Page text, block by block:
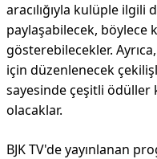
aracılığıyla kulüple
paylaşabilecek, böylece
gösterebilecekler.
için düzenlenecek
sayesinde çeşitli ödüller
olacaklar.
BJK TV'de yayınlanan